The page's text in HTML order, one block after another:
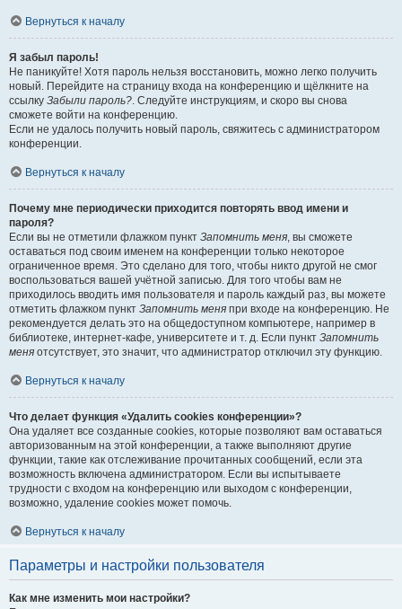
Вернуться к началу
Я забыл пароль!
Не паникуйте! Хотя пароль нельзя восстановить, можно легко получить
новый. Перейдите на страницу входа на конференцию и щёлкните на
ссылку Забыли пароль?. Следуйте инструкциям, и скоро вы снова
сможете войти на конференцию.
Если не удалось получить новый пароль, свяжитесь с администратором
конференции.
Вернуться к началу
Почему мне периодически приходится повторять ввод имени и
пароля?
Если вы не отметили флажком пункт Запомнить меня, вы сможете
оставаться под своим именем на конференции только некоторое
ограниченное время. Это сделано для того, чтобы никто другой не смог
воспользоваться вашей учётной записью. Для того чтобы вам не
приходилось вводить имя пользователя и пароль каждый раз, вы можете
отметить флажком пункт Запомнить меня при входе на конференцию. Не
рекомендуется делать это на общедоступном компьютере, например в
библиотеке, интернет-кафе, университете и т. д. Если пункт Запомнить
меня отсутствует, это значит, что администратор отключил эту функцию.
Вернуться к началу
Что делает функция «Удалить cookies конференции»?
Она удаляет все созданные cookies, которые позволяют вам оставаться
авторизованным на этой конференции, а также выполняют другие
функции, такие как отслеживание прочитанных сообщений, если эта
возможность включена администратором. Если вы испытываете
трудности с входом на конференцию или выходом с конференции,
возможно, удаление cookies может помочь.
Вернуться к началу
Параметры и настройки пользователя
Как мне изменить мои настройки?